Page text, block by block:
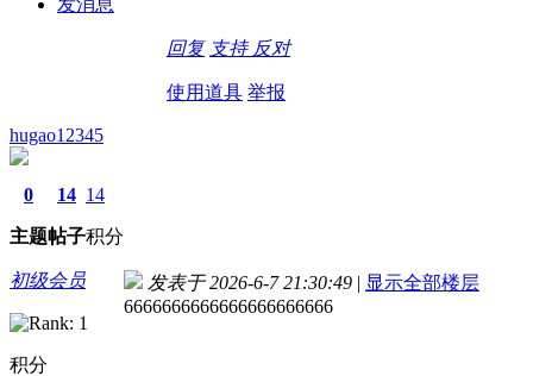
回复 支持 反对
使用道具 举报
hugao12345
0
主题
14
帖子
14
积分
初级会员
积分
发表于 2026-6-7 21:30:49 | 显示全部楼层
6666666666666666666666